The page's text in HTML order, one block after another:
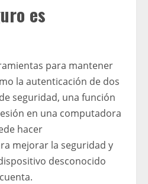
es
para mantener
la autenticación de dos
seguridad, una función
en una computadora
hacer
mejorar la seguridad y
desconocido